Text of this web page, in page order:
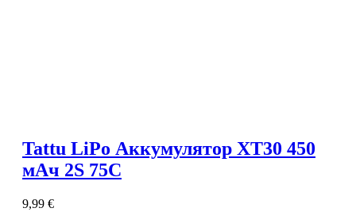
Tattu LiPo Аккумулятор XT30 450
мАч 2S 75C
9,99 €